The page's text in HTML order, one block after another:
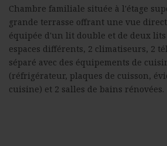
Chambre familiale située à l'étage
grande terrasse offrant une vue
équipée d'un lit double et de deux lits
espaces différents, 2 climatiseurs, 2
séparé avec des équipements de
(réfrigérateur, plaques de cuisson,
cuisine) et 2 salles de bains rénovées.